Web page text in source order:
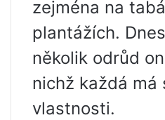
zejména na
plantážích.
několik odrůd
nichž každá má
vlastnosti.